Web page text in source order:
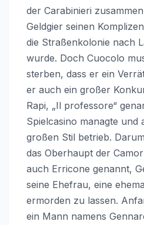
der Carabinieri
Geldgier seinen
die Straßenkolonie nach
wurde. Doch Cuocolo
sterben, dass er ein
er auch ein großer
Rapi, „Il professore“
Spielcasino managte und
großen Stil betrieb.
das Oberhaupt der
auch Erricone genannt,
seine Ehefrau, eine
ermorden zu lassen.
ein Mann namens